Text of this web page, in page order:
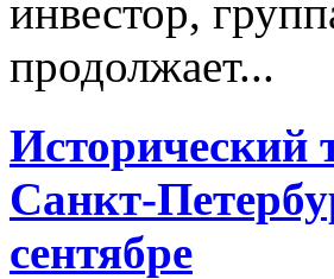
инвестор,
продолжает...
Исторический
Санкт-
сентябре